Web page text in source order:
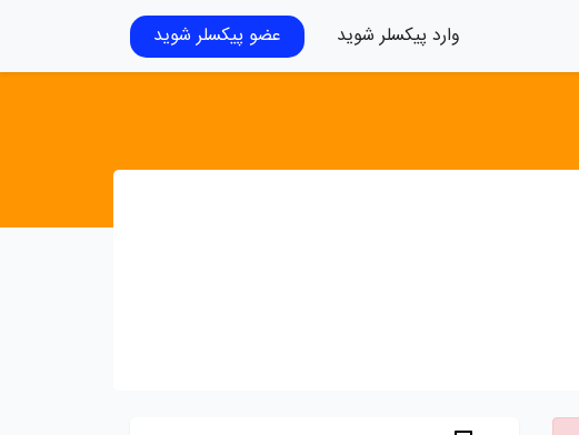
وارد پیکسلر شوید عضو پیکسلر شوید